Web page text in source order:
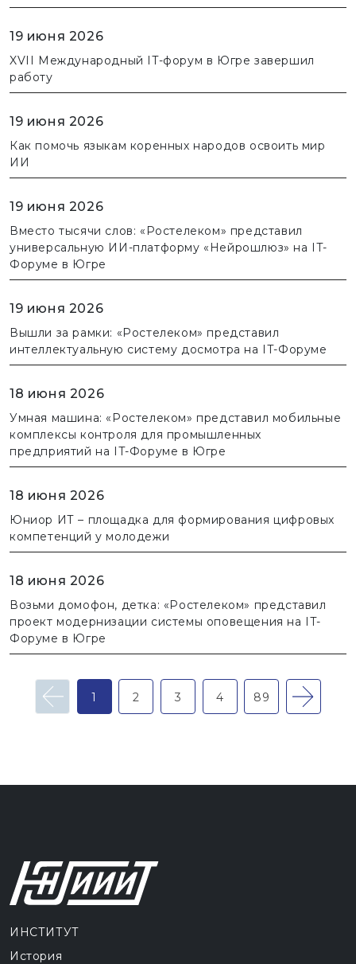
19 июня 2026
XVII Международный IT-форум в Югре завершил
работу
19 июня 2026
Как помочь языкам коренных народов освоить мир
ИИ
19 июня 2026
Вместо тысячи слов: «Ростелеком» представил
универсальную ИИ-платформу «Нейрошлюз» на IT-
Форуме в Югре
19 июня 2026
Вышли за рамки: «Ростелеком» представил
интеллектуальную систему досмотра на IT-Форуме
18 июня 2026
Умная машина: «Ростелеком» представил мобильные
комплексы контроля для промышленных
предприятий на IT-Форуме в Югре
18 июня 2026
Юниор ИТ – площадка для формирования цифровых
компетенций у молодежи
18 июня 2026
Возьми домофон, детка: «Ростелеком» представил
проект модернизации системы оповещения на IT-
Форуме в Югре
<- 1 2 3 4 89 <-
ИНСТИТУТ
История